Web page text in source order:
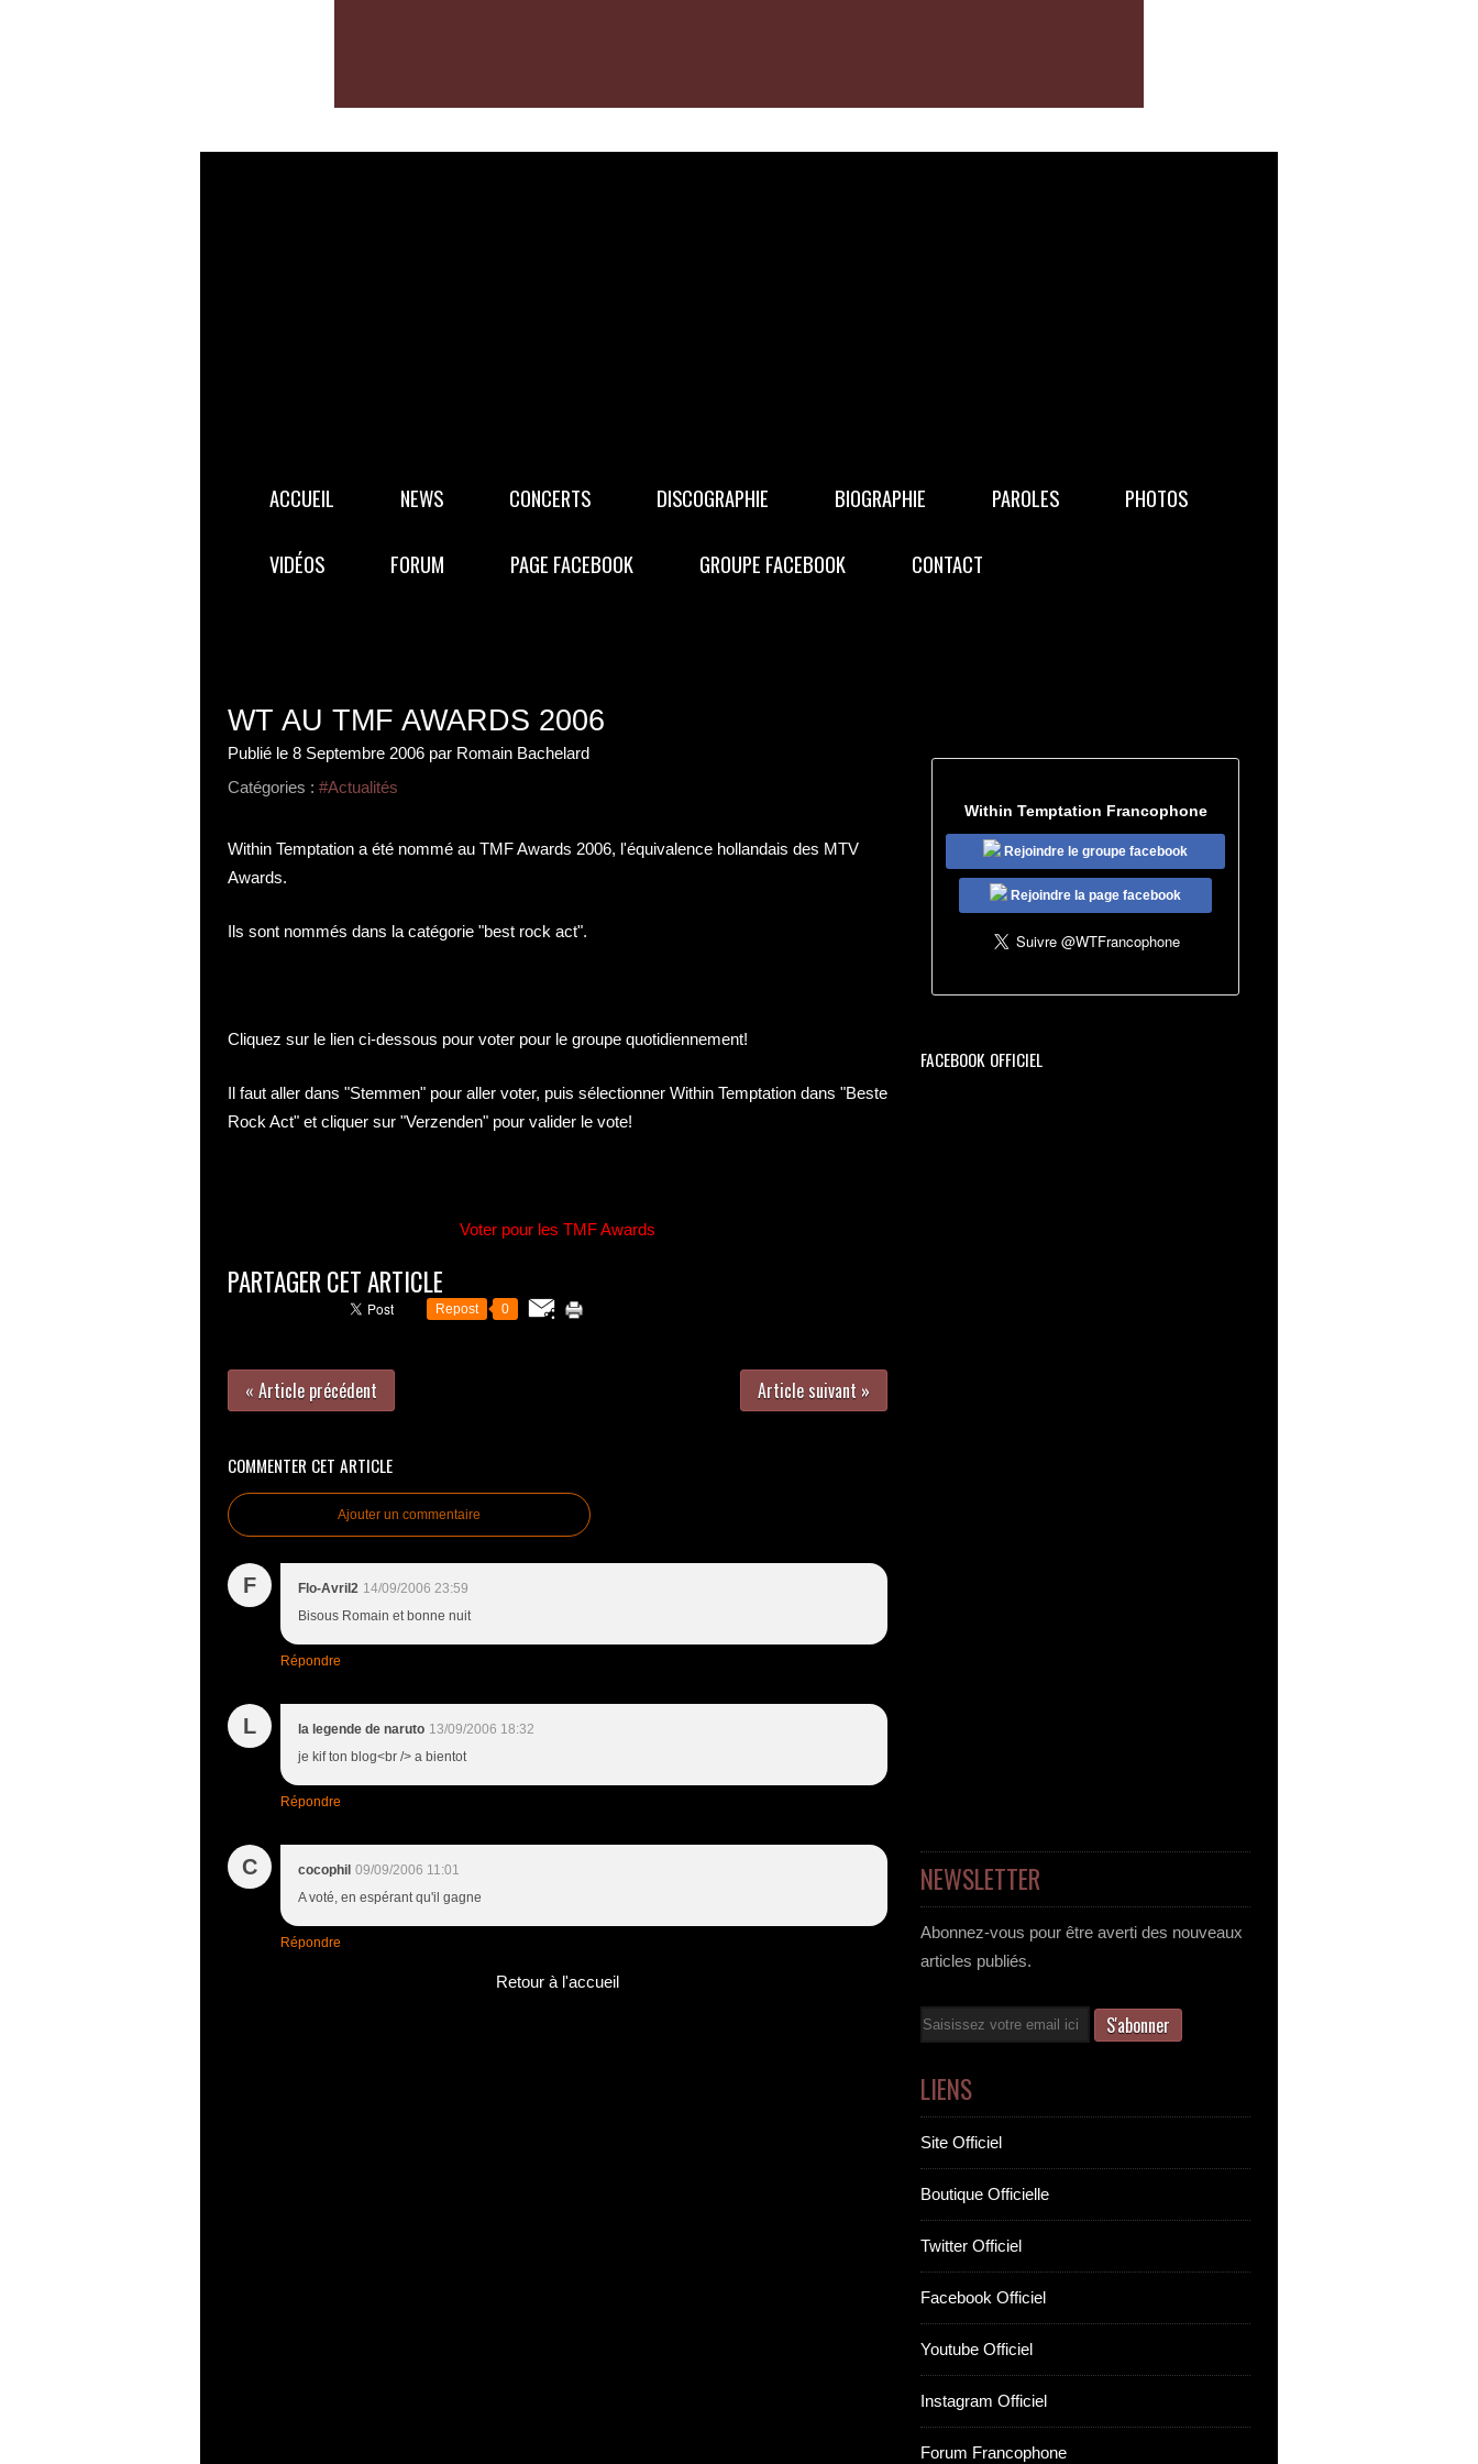
ACCUEIL NEWS CONCERTS DISCOGRAPHIE BIOGRAPHIE PAROLES PHOTOS
VIDÉOS FORUM PAGE FACEBOOK GROUPE FACEBOOK CONTACT
WT AU TMF AWARDS 2006
Publié le 8 Septembre 2006 par Romain Bachelard
Catégories : #Actualités
Within Temptation a été nommé au TMF Awards 2006, l'équivalence hollandais des MTV
Awards.
Ils sont nommés dans la catégorie "best rock act".
Cliquez sur le lien ci-dessous pour voter pour le groupe quotidiennement!
Il faut aller dans "Stemmen" pour aller voter, puis sélectionner Within Temptation dans "Beste
Rock Act" et cliquer sur "Verzenden" pour valider le vote!
Voter pour les TMF Awards
PARTAGER CET ARTICLE
Repost 0
« Article précédent Article suivant »
COMMENTER CET ARTICLE
Ajouter un commentaire
F Flo-Avril2 14/09/2006 23:59
Bisous Romain et bonne nuit
Répondre
L la legende de naruto 13/09/2006 18:32
je kif ton blog<br /> a bientot
Répondre
C cocophil 09/09/2006 11:01
A voté, en espérant qu'il gagne
Répondre
Retour à l'accueil
Within Temptation Francophone
Rejoindre le groupe facebook
Rejoindre la page facebook
FACEBOOK OFFICIEL
NEWSLETTER
Abonnez-vous pour être averti des nouveaux
articles publiés.
Email
LIENS
Site Officiel
Boutique Officielle
Twitter Officiel
Facebook Officiel
Youtube Officiel
Instagram Officiel
Forum Francophone